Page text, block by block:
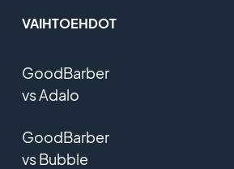
VAIHTOEHDOT
GoodBarber
vs Adalo
GoodBarber
vs Bubble